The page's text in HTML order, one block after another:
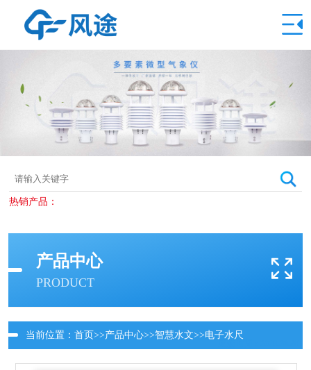
热销产品：
产品中心
PRODUCT
当前位置： 首页>>产品中心>>智慧水文>>电子水尺